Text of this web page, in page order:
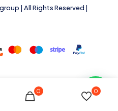
| All Rights Reserved |
0 0